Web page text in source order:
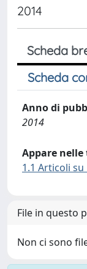
2014
Scheda
Scheda
Anno di
2014
Appare
1.1 Articoli su
File in questo
Non ci sono